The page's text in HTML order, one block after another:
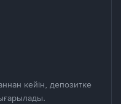
кейін, депозитке